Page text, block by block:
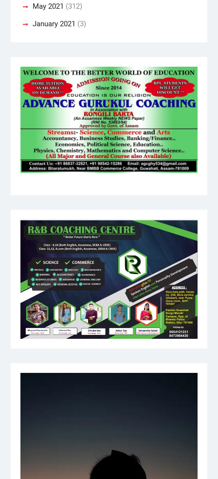
May 2021 (312)
January 2021 (3)